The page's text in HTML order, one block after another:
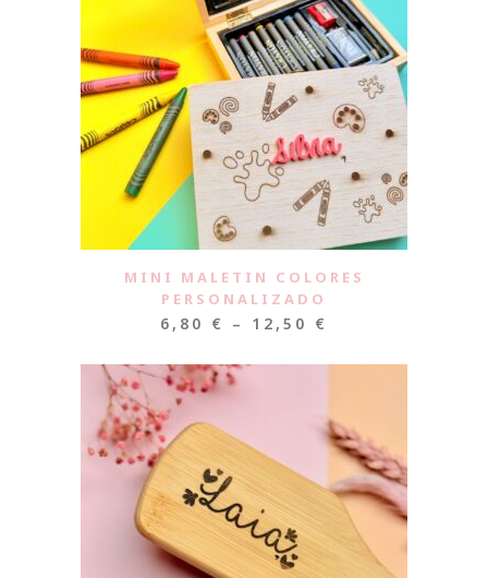
MINI MALETIN COLORES
PERSONALIZADO
6,80 € – 12,50 €